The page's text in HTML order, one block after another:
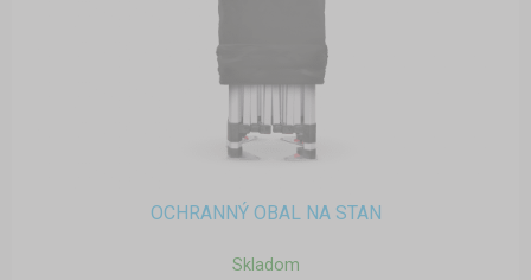
OCHRANNÝ OBAL NA STAN
Skladom